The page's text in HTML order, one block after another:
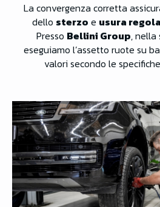
La convergenza corretta
dello sterzo e usura
Presso Bellini Group, nella
eseguiamo l’assetto ruote su
valori secondo le